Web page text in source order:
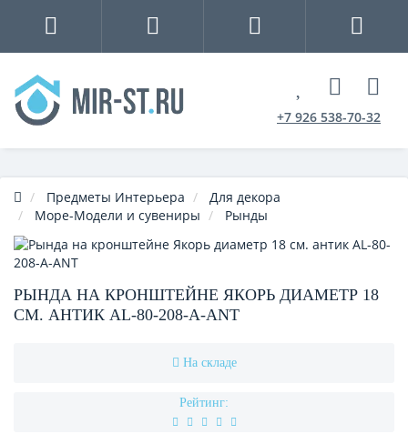
+7 926 538-70-32
Предметы Интерьера
Для декора
Море-Модели и сувениры
Рынды
РЫНДА НА КРОНШТЕЙНЕ ЯКОРЬ ДИАМЕТР 18
СМ. АНТИК AL-80-208-A-ANT
На складе
Рейтинг: